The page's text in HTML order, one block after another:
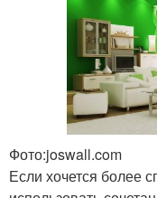
Фото:joswall.com
Если хочется более